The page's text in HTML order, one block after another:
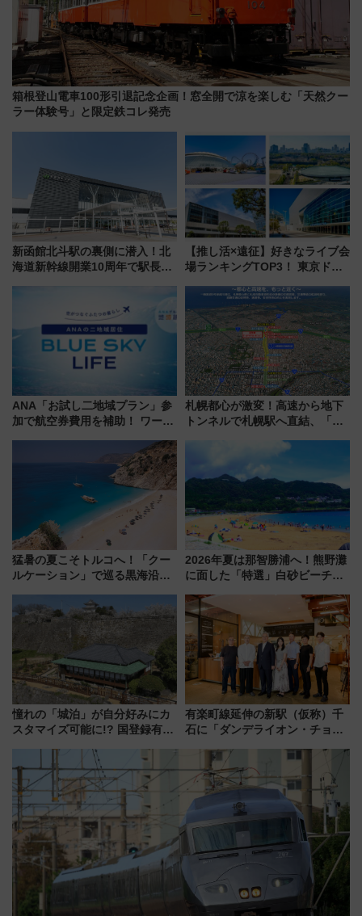
箱根登山電車100形引退記念企画！窓全開で涼を楽しむ「天然クー
ラー体験号」と限定鉄コレ発売
新函館北斗駅の裏側に潜入！北
海道新幹線開業10周年で駅長
【推し活×遠征】好きなライブ会
場ランキングTOP3！ 東京ドー
由と交通アクセス術、ライブ会
場に何を求める？
ANA「お試し二地域プラン」参
加で航空券費用を補助！ ワーケ
治体は？ 2026年は対象のエリア
札幌都心が激変！高速から地下
トンネルで札幌駅へ直結、「創
から本格着工、延長4.8km整備
事業の全貌
猛暑の夏こそトルコへ！「クー
ルケーション」で巡る黒海沿岸
連検索数が前年比237％増、ナ
ショジオも認める『2026年に訪
れるべき世界の旅先』
2026年夏は那智勝浦へ！熊野灘
に面した「特選」白砂ビーチは
会」は8月11日開催！
憧れの「城泊」が自分好みにカ
スタマイズ可能に!? 国登録有形
にオーダーメイド型の宿泊プラ
ンが誕生！
有楽町線延伸の新駅（仮称）千
石に「ダンデライオン・チョコ
1億円出資で挑む新時代のまちづ
くりとは？